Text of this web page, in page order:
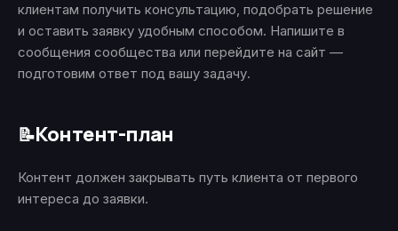
клиентам получить консультацию, подобрать решение
и оставить заявку удобным способом. Напишите в
сообщения сообщества или перейдите на сайт —
подготовим ответ под вашу задачу.
📝Контент-план
Контент должен закрывать путь клиента от первого
интереса до заявки.